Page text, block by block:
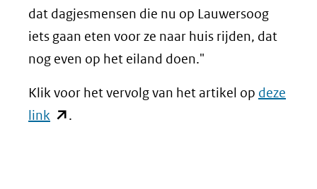
dat dagjesmensen die nu op Lauwersoog
iets gaan eten voor ze naar huis rijden, dat
nog even op het eiland doen."
Klik voor het vervolg van het artikel op deze
link (opent
.